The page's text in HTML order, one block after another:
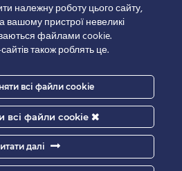
належну роботу цього сайту,
вашому пристрої невеликі
файлами cookie.
також роблять це.
всі файли cookie
всі файли cookie
далі